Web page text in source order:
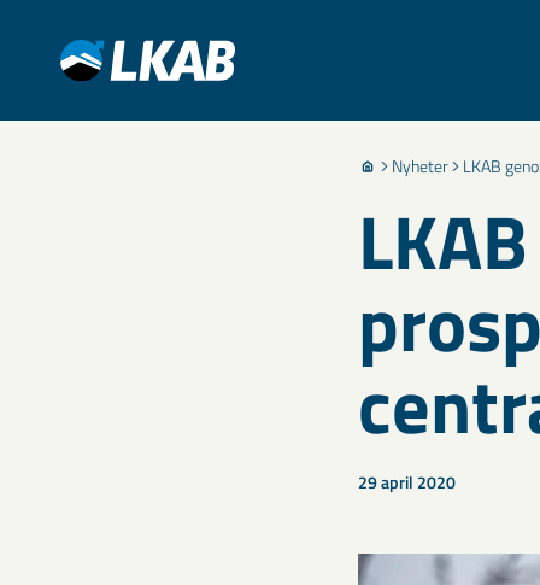
Nyheter LKAB
29 april 2020